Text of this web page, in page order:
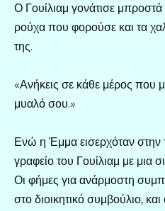
Ο Γουίλιαμ γονάτισε
ρούχα που φορούσε και τα
της.
«Ανήκεις σε κάθε μέρος που
μυαλό σου.»
Ενώ η Έμμα εισερχόταν στην
γραφείο του Γουίλιαμ με μια
Οι φήμες για ανάρμοστη
στο διοικητικό συμβούλιο,